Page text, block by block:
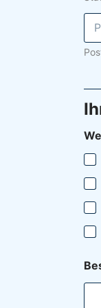
i
b
n
E
a
z
d
e
s
s
e